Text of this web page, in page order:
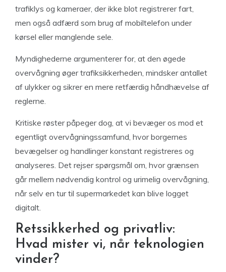
trafiklys og kameraer, der ikke blot registrerer fart,
men også adfærd som brug af mobiltelefon under
kørsel eller manglende sele.
Myndighederne argumenterer for, at den øgede
overvågning øger trafiksikkerheden, mindsker antallet
af ulykker og sikrer en mere retfærdig håndhævelse af
reglerne.
Kritiske røster påpeger dog, at vi bevæger os mod et
egentligt overvågningssamfund, hvor borgernes
bevægelser og handlinger konstant registreres og
analyseres. Det rejser spørgsmål om, hvor grænsen
går mellem nødvendig kontrol og urimelig overvågning,
når selv en tur til supermarkedet kan blive logget
digitalt.
Retssikkerhed og privatliv:
Hvad mister vi, når teknologien
vinder?